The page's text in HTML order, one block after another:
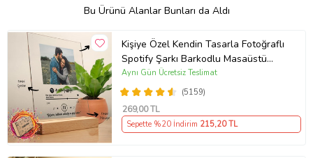
Bu Ürünü Alanlar Bunları da Aldı
Kişiye Özel Kendin Tasarla Fotoğraflı
Spotify Şarkı Barkodlu Masaüstü
Plak Fotoğraf Çerçevesi
(5159)
Aynı Gün Ücretsiz Teslimat
269,00 TL
Sepette %20 İndirim 215,20 TL